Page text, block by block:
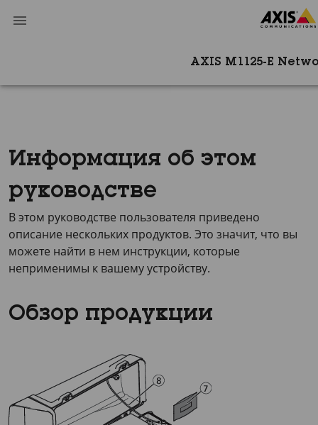
AXIS M1125-E
Информация об этом
руководстве
В этом руководстве пользователя приведено
описание нескольких продуктов. Это значит, что вы
можете найти в нем инструкции, которые
неприменимы к вашему устройству.
Обзор продукции